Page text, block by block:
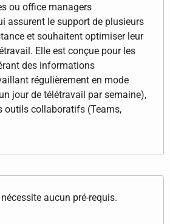
ou office managers
assurent le support de plusieurs
et souhaitent optimiser leur
Elle est conçue pour les
des informations
régulièrement en mode
jour de télétravail par semaine),
outils collaboratifs (Teams,
aucun pré-requis.